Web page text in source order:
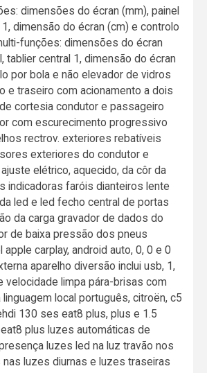
dimensões do écran (mm), painel
dimensão do écran (cm) e controlo
funções: dimensões do écran
tablier central 1, dimensão do écran
por bola e não elevador de vidros
e traseiro com acionamento a dois
cortesia condutor e passageiro
com escurecimento progressivo
rectrov. exteriores rebatíveis
exteriores do condutor e
elétrico, aquecido, da côr da
indicadoras faróis dianteiros lente
led e led fecho central de portas
da carga gravador de dados do
de baixa pressão dos pneus
carplay, android auto, 0, 0 e 0
aparelho diversão inclui usb, 1,
velocidade limpa pára-brisas com
local português, citroën, c5
130 ses eat8 plus, plus e 1.5
plus luzes automáticas de
luzes led na luz travão nos
luzes diurnas e luzes traseiras